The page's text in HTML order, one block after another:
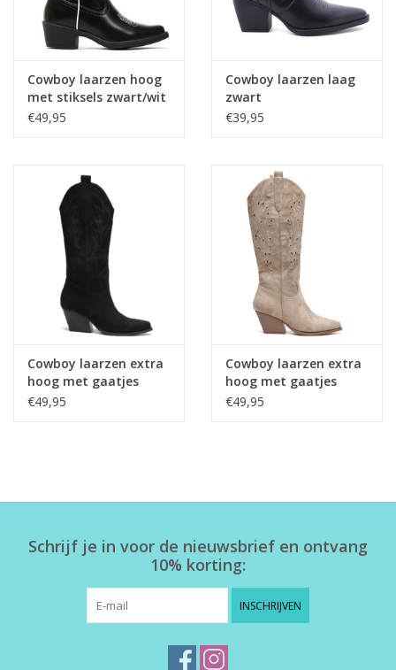
Cowboy laarzen hoog
met stiksels zwart/wit
€49,95
Cowboy laarzen laag
zwart
€39,95
Cowboy laarzen extra
hoog met gaatjes
zwart
€49,95
Cowboy laarzen extra
hoog met gaatjes
beige
€49,95
Schrijf je in voor de nieuwsbrief en ontvang
10% korting:
INSCHRIJVEN